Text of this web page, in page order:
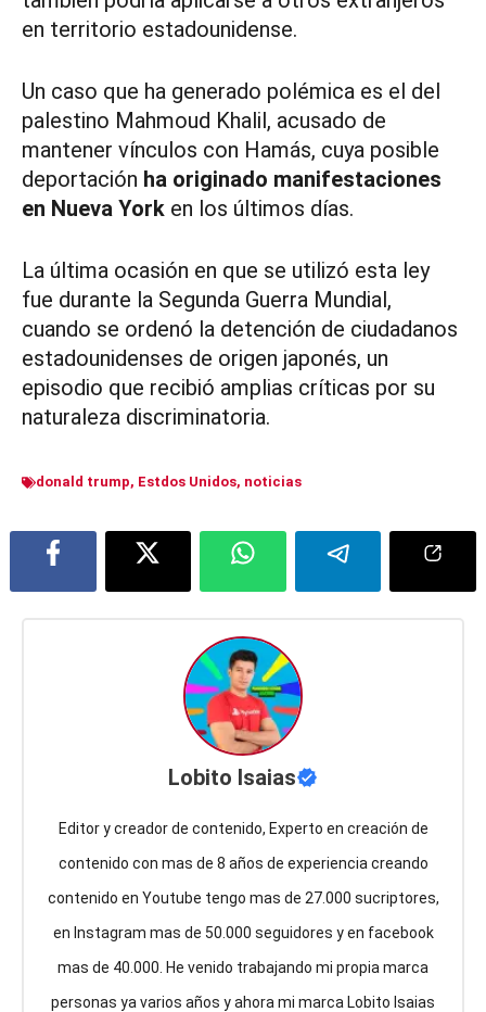
en territorio estadounidense.
Un caso que ha generado polémica es el del
palestino Mahmoud Khalil, acusado de
mantener vínculos con Hamás, cuya posible
deportación ha originado manifestaciones
en Nueva York en los últimos días.
La última ocasión en que se utilizó esta ley
fue durante la Segunda Guerra Mundial,
cuando se ordenó la detención de ciudadanos
estadounidenses de origen japonés, un
episodio que recibió amplias críticas por su
naturaleza discriminatoria.
donald trump, Estdos Unidos, noticias
Lobito Isaias
Editor y creador de contenido, Experto en creación de
contenido con mas de 8 años de experiencia creando
contenido en Youtube tengo mas de 27.000 sucriptores,
en Instagram mas de 50.000 seguidores y en facebook
mas de 40.000. He venido trabajando mi propia marca
personas ya varios años y ahora mi marca Lobito Isaias